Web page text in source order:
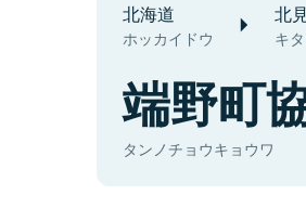
北海道
ホッカイドウ
北
キ
端野町
タンノチョウキョウワ